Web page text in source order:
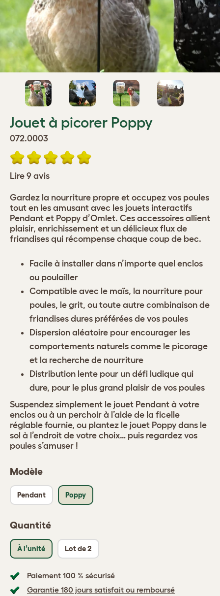
Jouet à picorer Poppy
072.0003
Lire 9 avis
Modèle
Pendant Poppy
Quantité
À l’unité Lot de 2
Paiement 100 % sécurisé
Garantie 180 jours satisfait ou remboursé
Gardez la nourriture propre et occupez vos poules
tout en les amusant avec les jouets interactifs
Pendant et Poppy d’Omlet. Ces accessoires allient
plaisir, enrichissement et un délicieux flux de
friandises qui récompense chaque coup de bec.
Facile à installer dans n’importe quel enclos
ou poulailler
Compatible avec le maïs, la nourriture pour
poules, le grit, ou toute autre combinaison de
friandises dures préférées de vos poules
Dispersion aléatoire pour encourager les
comportements naturels comme le picorage
et la recherche de nourriture
Distribution lente pour un défi ludique qui
dure, pour le plus grand plaisir de vos poules
Suspendez simplement le jouet Pendant à votre
enclos ou à un perchoir à l’aide de la ficelle
réglable fournie, ou plantez le jouet Poppy dans le
sol à l’endroit de votre choix… puis regardez vos
poules s’amuser !